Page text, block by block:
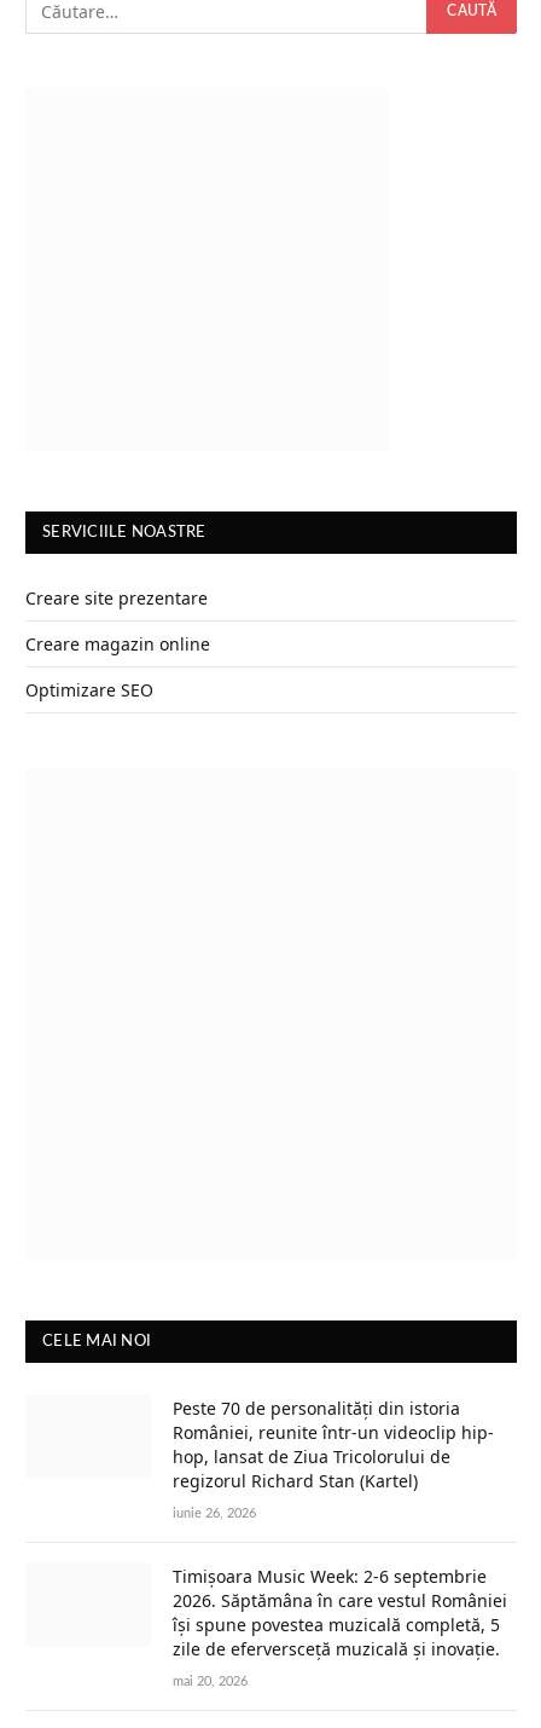
SERVICIILE NOASTRE
Creare site prezentare
Creare magazin online
Optimizare SEO
CELE MAI NOI
Peste 70 de personalități din istoria
României, reunite într-un videoclip hip-
hop, lansat de Ziua Tricolorului de
regizorul Richard Stan (Kartel)
iunie 26, 2026
Timișoara Music Week: 2-6 septembrie
2026. Săptămâna în care vestul României
își spune povestea muzicală completă, 5
zile de eferversceță muzicală și inovație.
mai 20, 2026